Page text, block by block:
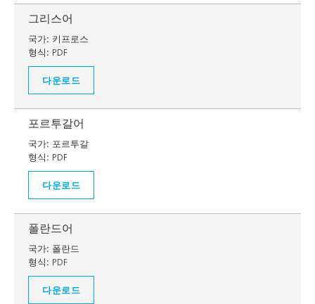
그리스어
국가: 키프로스
형식: PDF
다운로드
포르투갈어
국가: 포르투갈
형식: PDF
다운로드
폴란드어
국가: 폴란드
형식: PDF
다운로드